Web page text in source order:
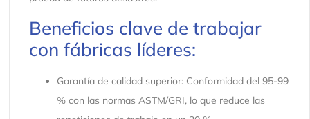
Beneficios clave de trabajar
con fábricas líderes:
Garantía de calidad superior: Conformidad del 95-99
% con las normas ASTM/GRI, lo que reduce las